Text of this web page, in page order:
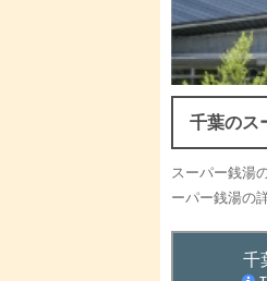
千葉のス
スーパー銭湯
ーパー銭湯の